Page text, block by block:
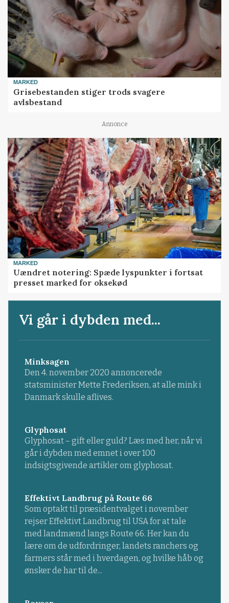
MARKED
Grisebestanden stiger trods svagere
avlsbestand
Annonce
MARKED
Uændret notering: Spæde lyspunkter i fortsat
presset marked for oksekød
Vi går i dybden med...
Minksagen
Den 4. november 2020 annoncerede
statsminister Mette Frederiksen, at alle mink i
Danmark skulle aflives.
Glyphosat
Glyphosat – gift eller guld? Læs med her, når vi
går i dybden med emnet i over 100
indsigtsgivende artikler om glyphosat.
Effektivt Landbrug på Route 66
Som optakt til præsidentvalget i november
rejser Effektivt Landbrug til USA for at tale
med landmænd langs Route 66. Her kan du
lære om de udfordringer, landets ranchers og
farmers står med i hverdagen, og hvilke håb og
ønsker de har til de...